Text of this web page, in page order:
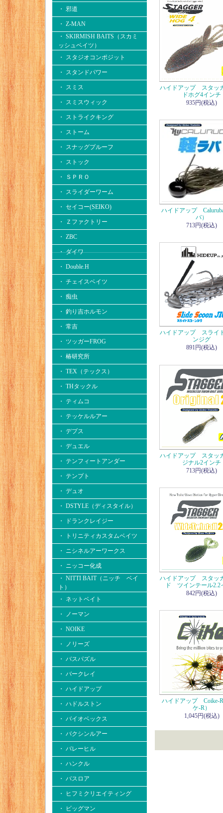
・ 邪道
・ Z-MAN
・ SKIRMISH BAITS（スカミ
ッシュベイツ）
・ スタジオコンポジット
・ スタンドパワー
・ スミス
・ スミスウィック
・ ストライクキング
・ ストーム
・ スナッグプルーフ
・ ストック
・ ＳＰＲＯ
・ スライダーワーム
・ セイコー(SEIKO)
・ Ｚファクトリー
・ ZBC
・ ダイワ
・ Double.H
・ チェイスベイツ
・ 痴虫
・ 釣り吉ホルモン
・ 常吉
・ ツッガーFROG
・ 椿研究所
・ TEX（テックス）
・ THタックル
・ ティムコ
・ テッケルルアー
・ デプス
・ デュエル
・ テンフィートアンダー
・ テンプト
・ デュオ
・ DSTYLE（ディスタイル）
・ ドランクレイジー
・ トリニティカスタムベイツ
・ ニシネルアーワークス
・ ニッコー化成
・ NITTI BAIT（ニッチ ベイ
ト）
・ ネットベイト
・ ノーマン
・ NOIKE
・ ノリーズ
・ バスパズル
・ バークレイ
・ ハイドアップ
・ ハドルストン
・ バイオベックス
・ バクシンルアー
・ バレーヒル
・ ハンクル
・ バスロア
・ ヒフミクリエイティング
・ ビッグマン
ハイドアップ スタッ
ドホグ4インチ
935円(税込)
ハイドアップ
バ）
713円(税込)
ハイドアップ スライ
ンジグ
891円(税込)
ハイドアップ スタッ
ジナル2インチ
713円(税込)
ハイドアップ スタッ
ド ツインテール2.2
842円(税込)
ハイドアップ Coike-
ケ-R）
1,045円(税込)